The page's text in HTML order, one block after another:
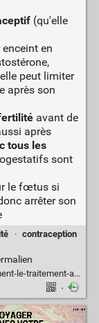
(qu'elle
en
peut limiter
après son
avant de
après
tous les
sont
le fœtus si
arrêter son
· contraception
affecte-la-fertilite
·